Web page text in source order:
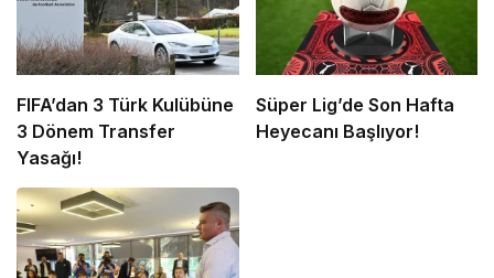
FIFA’dan 3 Türk Kulübüne
3 Dönem Transfer
Yasağı!
Süper Lig’de Son Hafta
Heyecanı Başlıyor!